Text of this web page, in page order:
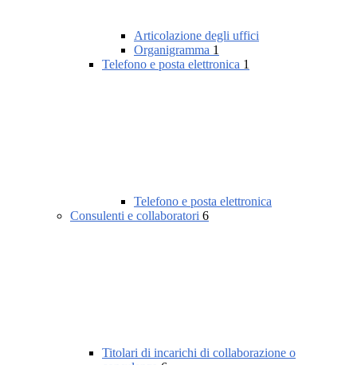
Articolazione degli uffici
Organigramma 1
Telefono e posta elettronica 1
Telefono e posta elettronica
Consulenti e collaboratori 6
Titolari di incarichi di collaborazione o